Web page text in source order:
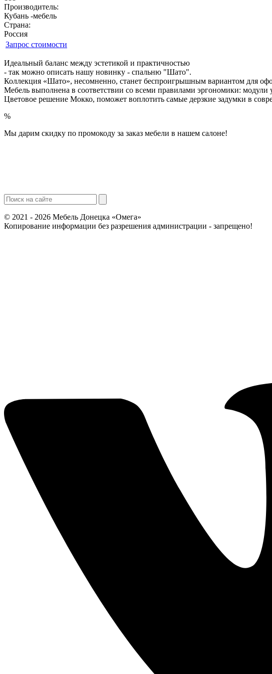
Производитель:
Кубань -мебель
Страна:
Россия
Запрос стоимости
Идеальный баланс между эстетикой и практичностью
- так можно описать нашу новинку - спальню "Шато".
Коллекция «Шато», несомненно, станет беспроигрышным вариантом для
Мебель выполнена в соответствии со всеми правилами эргономики:
Цветовое решение Мокко, поможет воплотить самые дерзкие задумки в
%
Мы дарим скидку по промокоду за заказ мебели в нашем салоне!
© 2021 - 2026 Мебель Донецка «Омега»
Копирование информации без разрешения администрации - запрещено!